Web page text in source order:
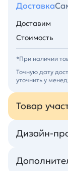
Доставка
Доставим
Стоимость
*При наличии
Точную дату
уточнить у
Товар
Дизайн-